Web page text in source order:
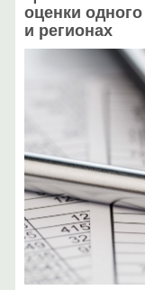
оценки
и регионах